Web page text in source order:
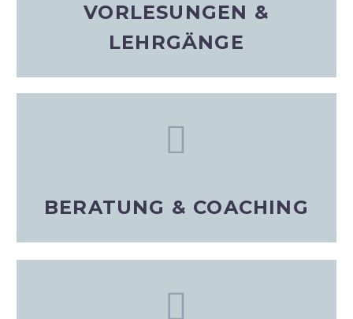
VORLESUNGEN &
LEHRGÄNGE
BERATUNG & COACHING